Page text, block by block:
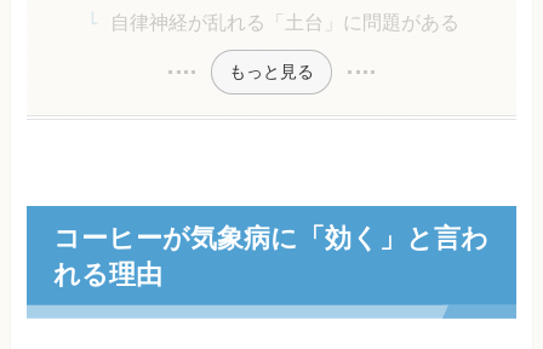
自律神経が乱れる「土台」に問題がある
もっと見る
コーヒーが気象病に「効く」と言わ
れる理由